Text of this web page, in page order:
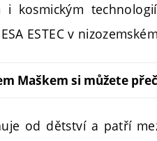
i kosmickým
ESTEC v
Maškem si můžete
od dětství a patří